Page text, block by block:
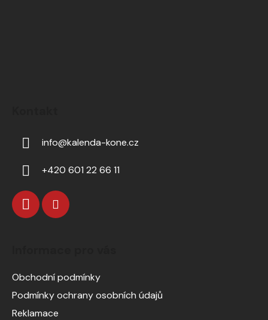
info@kalenda-kone.cz
+420 601 22 66 11
Obchodní podmínky
Podmínky ochrany osobních údajů
Reklamace